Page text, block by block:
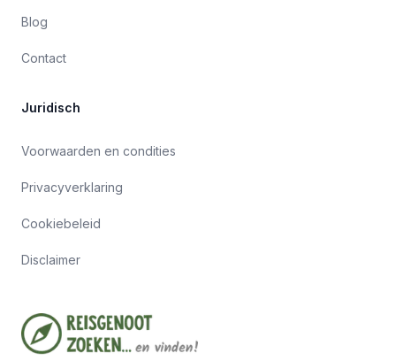
Blog
Contact
Juridisch
Voorwaarden en condities
Privacyverklaring
Cookiebeleid
Disclaimer